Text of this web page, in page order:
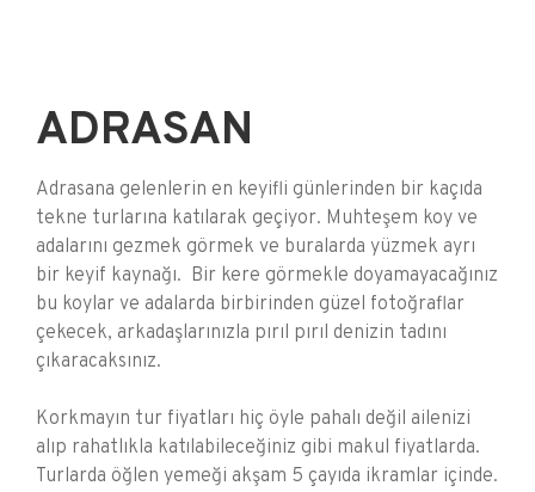
ADRASAN
Adrasana gelenlerin en keyifli günlerinden bir kaçıda
tekne turlarına katılarak geçiyor. Muhteşem koy ve
adalarını gezmek görmek ve buralarda yüzmek ayrı
bir keyif kaynağı. Bir kere görmekle doyamayacağınız
bu koylar ve adalarda birbirinden güzel fotoğraflar
çekecek, arkadaşlarınızla pırıl pırıl denizin tadını
çıkaracaksınız.
Korkmayın tur fiyatları hiç öyle pahalı değil ailenizi
alıp rahatlıkla katılabileceğiniz gibi makul fiyatlarda.
Turlarda öğlen yemeği akşam 5 çayıda ikramlar içinde.